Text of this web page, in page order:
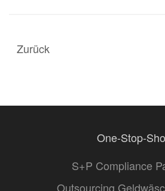
Zurück
One-Stop-
S+P Compliance
Outsourcing